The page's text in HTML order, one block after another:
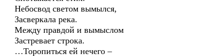
Небосвод светом вымылся,
Засверкала река.
Между правдой и вымыслом
Застревает строка.
…Торопиться ей нечего –